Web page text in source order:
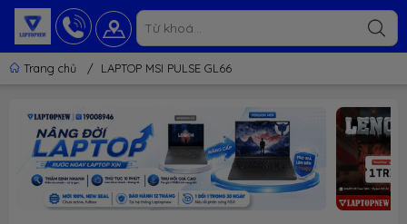
Trang chủ / LAPTOP MSI PULSE GL66